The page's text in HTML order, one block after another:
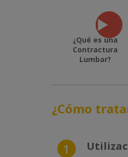
¿Qué es una
Contractura
Lumbar?
¿Cómo
1